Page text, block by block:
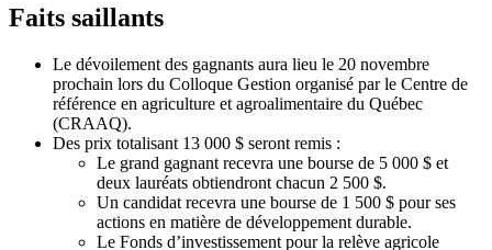
Faits saillants
Le dévoilement des gagnants aura lieu le 20 novembre
prochain lors du Colloque Gestion organisé par le Centre de
référence en agriculture et agroalimentaire du Québec
(CRAAQ).
Des prix totalisant 13 000 $ seront remis :
Le grand gagnant recevra une bourse de 5 000 $ et
deux lauréats obtiendront chacun 2 500 $.
Un candidat recevra une bourse de 1 500 $ pour ses
actions en matière de développement durable.
Le Fonds d’investissement pour la relève agricole